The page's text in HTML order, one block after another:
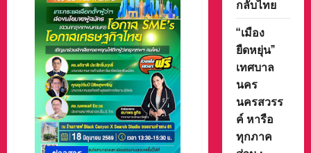
กรรมการ
นโยบาย
เขต
พัฒนา
พิเศษ
ภาค
ตะวัน
ออก
จัด
Focus
Group
ระดม
ความ
คิด
เห็น
กลับไทย
“เมือง
ยืดหยุ่น”
เทศบาล
นคร
นครสวรร
ค์ หารือ
ทุกภาค